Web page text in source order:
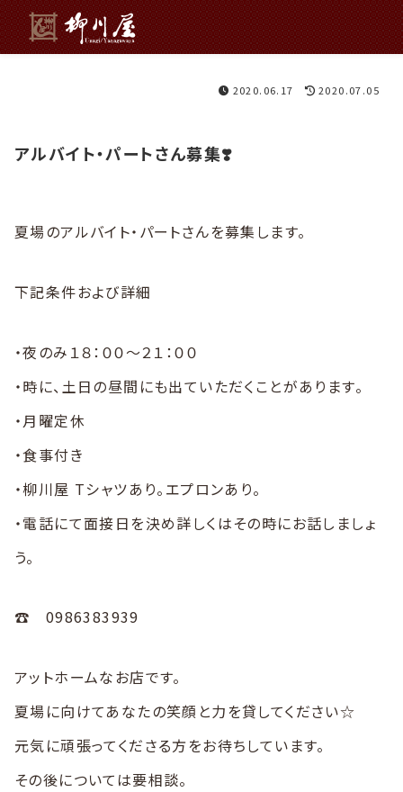
2020.06.17 2020.07.05
アルバイト・パートさん募集❣️
夏場のアルバイト・パートさんを募集します。
下記条件および詳細
・夜のみ１８：００〜２１：００
・時に、土日の昼間にも出ていただくことがあります。
・月曜定休
・食事付き
・柳川屋 Tシャツあり。エプロンあり。
・電話にて面接日を決め詳しくはその時にお話しましょ
う。
☎️ 0986383939
アットホームなお店です。
夏場に向けてあなたの笑顔と力を貸してください☆
元気に頑張ってくださる方をお待ちしています。
その後については要相談。